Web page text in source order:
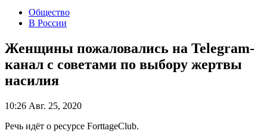
Общество
В России
Женщины пожаловались на Telegram-
канал с советами по выбору жертвы
насилия
10:26 Авг. 25, 2020
Речь идёт о ресурсе ForttageClub.